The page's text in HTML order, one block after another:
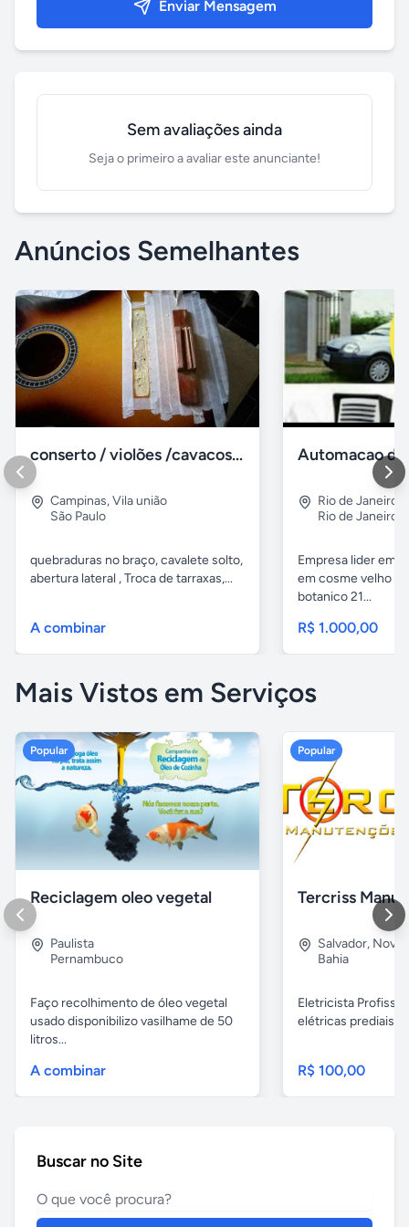
Enviar Mensagem
Sem avaliações ainda
Seja o primeiro a avaliar este anunciante!
Anúncios Semelhantes
conserto / violões /cavacos e outros de cordas
Campinas,Vila união
São Paulo
quebraduras no braço, cavalete solto,
abertura lateral , Troca de tarraxas,...
A combinar
Rio de Janeiro
Rio de Janeiro
Empresa lider em
em cosme velho e
botanico 21...
R$ 1.000,00
Mais Vistos em Serviços
Popular
Reciclagem oleo vegetal
Paulista
Pernambuco
Faço recolhimento de óleo vegetal
usado disponibilizo vasilhame de 50
litros...
A combinar
Popular
Salvador, Nova
Bahia
Eletricista
elétricas prediais e
R$ 100,00
Buscar no Site